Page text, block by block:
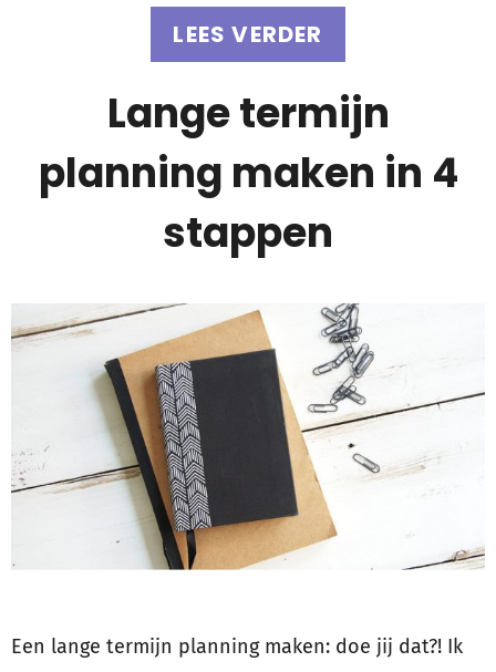
LEES VERDER
Lange termijn
planning maken in 4
stappen
Een lange termijn planning maken: doe jij dat?! Ik